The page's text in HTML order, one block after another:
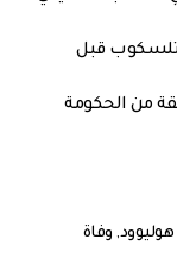
تلسكوب قبل
من الحكومة
هوليوود, وفاة